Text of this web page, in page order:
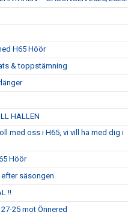
H65 Höör
& toppstämning
HALLEN
med oss i H65, vi vill ha med dig i
Höör
efter säsongen
!!
25 mot Önnered